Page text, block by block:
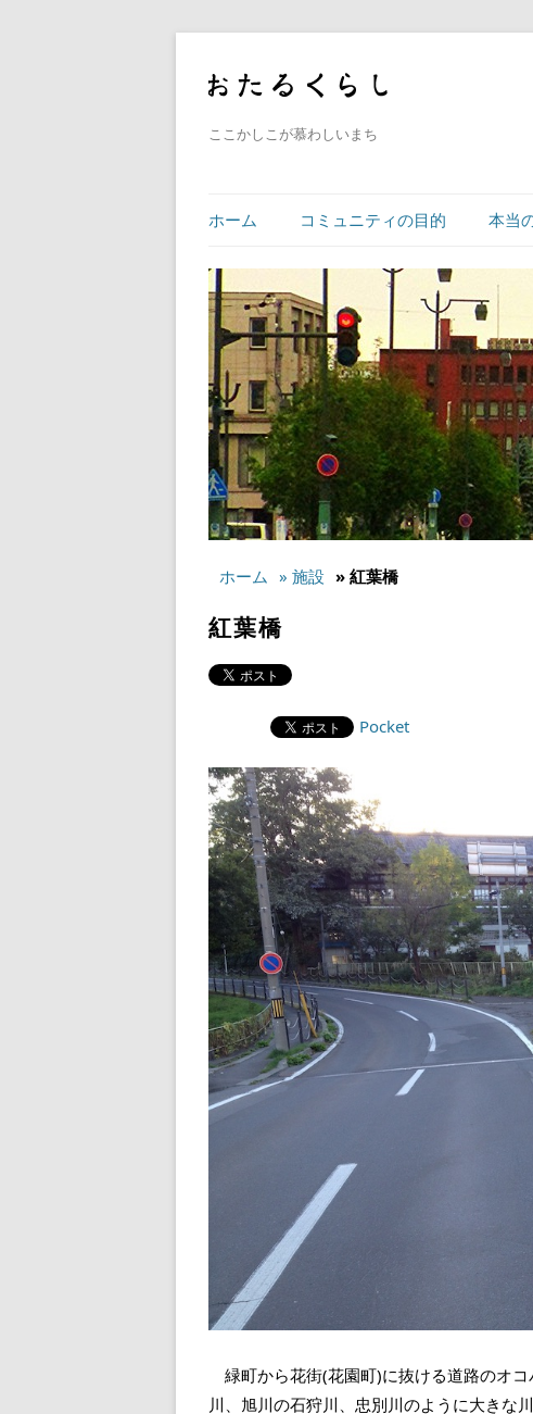
ここかしこが慕わしいまち
ホーム コミュニティの目的 本当
ホーム » 施設 » 紅葉橋
紅葉橋
Pocket
緑町から花街(花園町)に抜ける道路のオ
川、旭川の石狩川、忠別川のように大きな